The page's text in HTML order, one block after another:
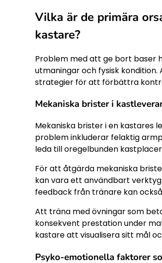
Vilka är de primära
kastare?
Problem med att ge bort baser
utmaningar och fysisk
strategier för att förbättra
Mekaniska brister i
Mekaniska brister i en kastares
problem inkluderar felaktig
leda till oregelbunden
För att åtgärda mekaniska
kan vara ett användbart
feedback från tränare kan
Att träna med övningar som
konsekvent prestation under
kastare att visualisera sitt mål
Psyko-emotionella faktorer